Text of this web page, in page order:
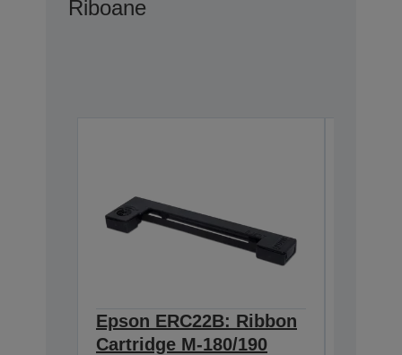
Riboane
Epson ERC22B: Ribbon
Cartridge M-180/190